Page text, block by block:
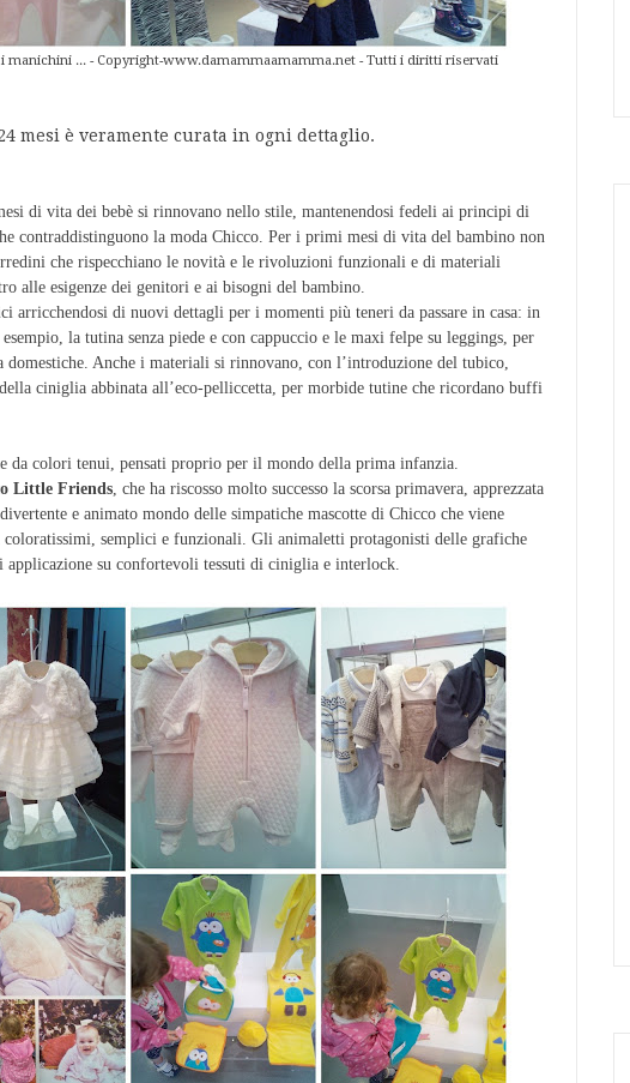
manichini ... - Copyright-www.damammaamamma.net - Tutti i diritti riservati
mesi è veramente curata in ogni dettaglio.
di vita dei bebè si rinnovano nello stile, mantenendosi fedeli ai principi di
contraddistinguono la moda Chicco. Per i primi mesi di vita del bambino non
che rispecchiano le novità e le rivoluzioni funzionali e di materiali
alle esigenze dei genitori e ai bisogni del bambino.
arricchendosi di nuovi dettagli per i momenti più teneri da passare in casa: in
la tutina senza piede e con cappuccio e le maxi felpe su leggings, per
domestiche. Anche i materiali si rinnovano, con l’introduzione del tubico,
ciniglia abbinata all’eco-pelliccetta, per morbide tutine che ricordano buffi
da colori tenui, pensati proprio per il mondo della prima infanzia.
Little Friends, che ha riscosso molto successo la scorsa primavera, apprezzata
e animato mondo delle simpatiche mascotte di Chicco che viene
semplici e funzionali. Gli animaletti protagonisti delle grafiche
applicazione su confortevoli tessuti di ciniglia e interlock.